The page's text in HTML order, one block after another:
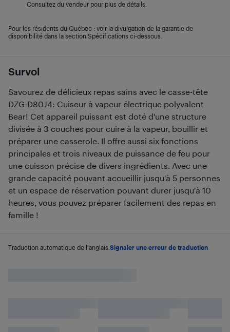
Survol
Savourez de délicieux repas sains avec le casse-tête
DZG-D80J4: Cuiseur à vapeur électrique polyvalent
Bear! Cet appareil puissant est doté d'une structure
divisée à 3 couches pour cuire à la vapeur, bouillir et
préparer une casserole. Il offre aussi six fonctions
principales et trois niveaux de puissance de feu pour
une cuisson précise de divers ingrédients. Avec une
grande capacité pouvant accueillir jusqu'à 5 personnes
et un espace de réservation pouvant durer jusqu'à 10
heures, vous pouvez préparer facilement des repas en
famille !
Traduction automatique de l'anglais. Signaler une erreur de traduction
Consultez du vendeur pour plus de détails.
Pour les résidents du Québec : voir la divulgation de la garantie de
disponibilité dans la section Spécifications ci-dessous.